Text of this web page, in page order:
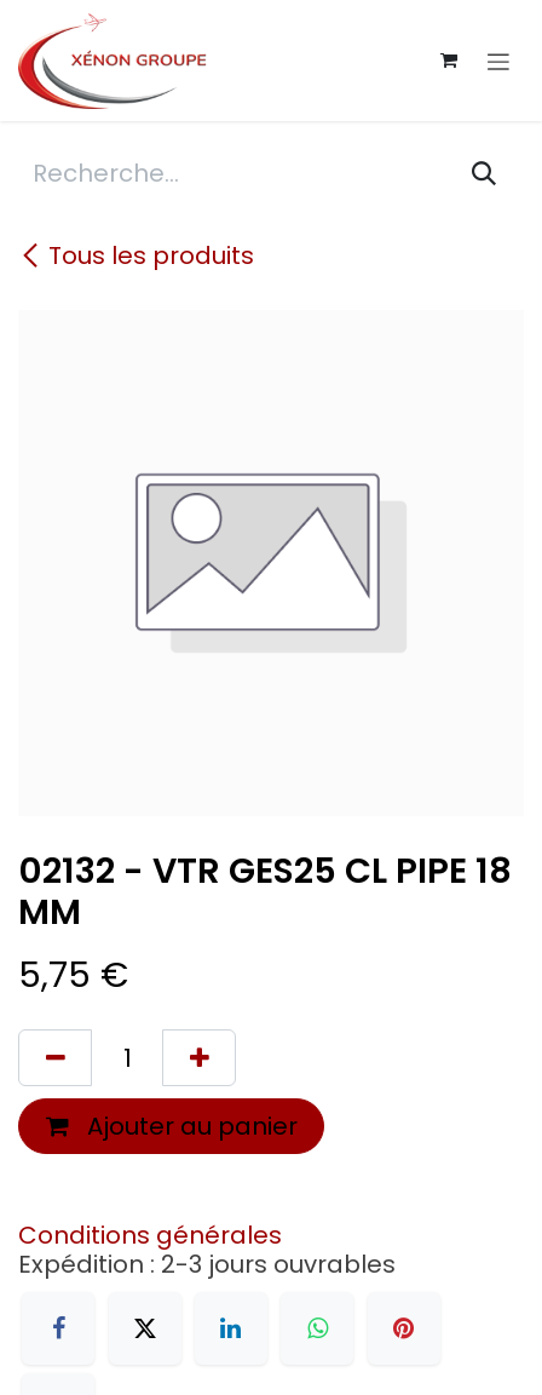
Se rendre au contenu
Tous les produits
02132 - VTR GES25 CL PIPE 18
MM
5,75 €
Ajouter au panier
Conditions générales
Expédition : 2-3 jours ouvrables